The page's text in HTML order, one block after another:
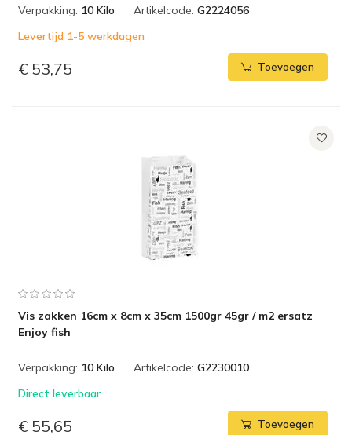
Verpakking: 10 Kilo Artikelcode: G2224056
Levertijd 1-5 werkdagen
€ 53,75 Toevoegen
Vis zakken 16cm x 8cm x 35cm 1500gr 45gr / m2 ersatz
Enjoy fish
Verpakking: 10 Kilo Artikelcode: G2230010
Direct leverbaar
€ 55,65 Toevoegen